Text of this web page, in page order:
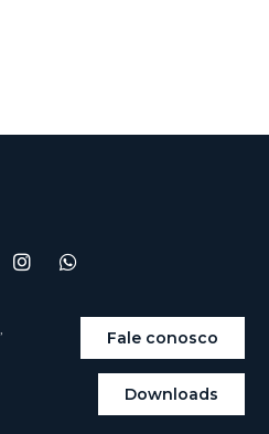
Fale conosco
Downloads